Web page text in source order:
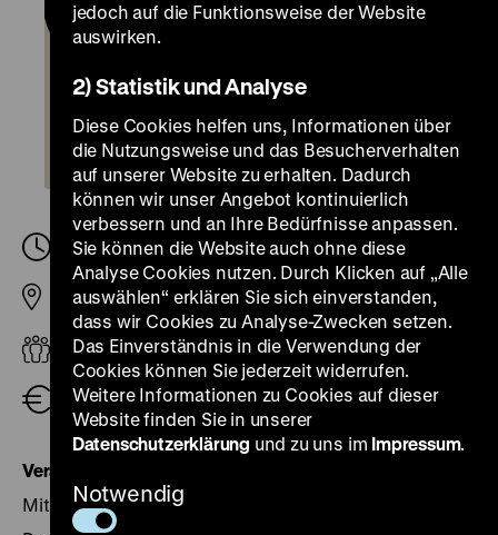
Mittwoch, 14. Dezember 2022, 18.30-20.00 Uhr
Pei-Bau
Erwachsene
Eintritt frei
Veranstaltung nachhören
Mit Beiträgen vonChristian Joppke
jedoch auf die Funktionsweise der Website
auswirken.
2) Statistik und Analyse
Diese Cookies helfen uns, Informationen über
die Nutzungsweise und das Besucherverhalten
auf unserer Website zu erhalten. Dadurch
können wir unser Angebot kontinuierlich
verbessern und an Ihre Bedürfnisse anpassen.
Sie können die Website auch ohne diese
Analyse Cookies nutzen. Durch Klicken auf „Alle
auswählen“ erklären Sie sich einverstanden,
dass wir Cookies zu Analyse-Zwecken setzen.
Das Einverständnis in die Verwendung der
Cookies können Sie jederzeit widerrufen.
Weitere Informationen zu Cookies auf dieser
Website finden Sie in unserer
Datenschutzerklärung und zu uns im Impressum.
Notwendig